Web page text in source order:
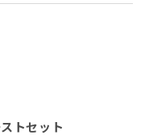
ストセット